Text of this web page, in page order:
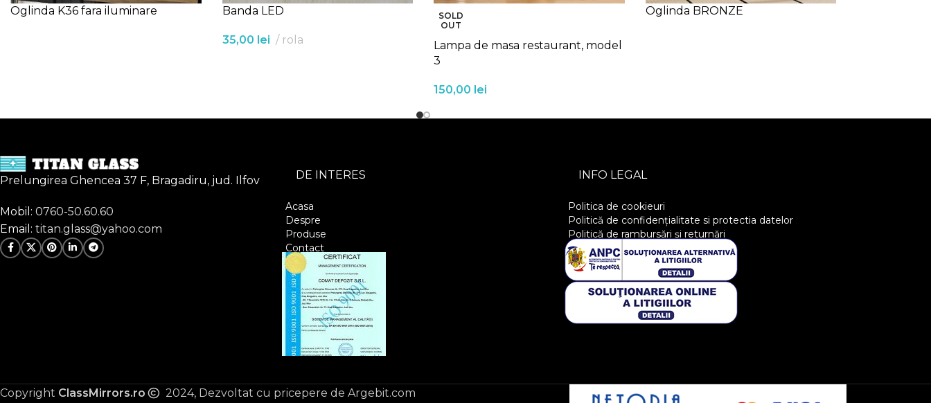
Oglinda K36 fara iluminare Banda LED
35,00 lei rola
SOLD
OUT
Lampa de masa restaurant, model
3
150,00 lei
Oglinda BRONZE
Prelungirea Ghencea 37 F, Bragadiru, jud. Ilfov
Mobil: 0760-50.60.60
Email: titan.glass@yahoo.com
DE INTERES
Acasa
Despre
Produse
Contact
INFO LEGAL
Politica de cookieuri
Politică de confidențialitate si protectia datelor
Politică de rambursări și returnări
Copyright ClassMirrors.ro 2024, Dezvoltat cu pricepere de Argebit.com